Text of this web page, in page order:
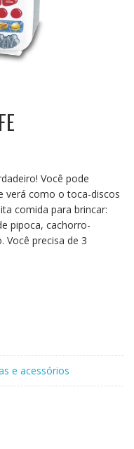
Você pode
verá como o toca-discos
comida para brincar:
pipoca, cachorro-
Você precisa de 3
e acessórios